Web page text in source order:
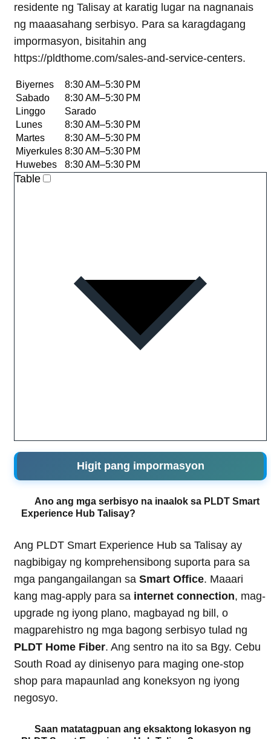
residente ng Talisay at karatig lugar na nagnanais
ng maaasahang serbisyo. Para sa karagdagang
impormasyon, bisitahin ang
https://pldthome.com/sales-and-service-centers.
Biyernes
8:30 AM–5:30 PM
Sabado
8:30 AM–5:30 PM
Linggo
Sarado
Lunes
8:30 AM–5:30 PM
Martes
8:30 AM–5:30 PM
Miyerkules 8:30 AM–5:30 PM
Huwebes
8:30 AM–5:30 PM
Table
Higit pang impormasyon
Ano ang mga serbisyo na inaalok sa PLDT Smart
Experience Hub Talisay?
Ang PLDT Smart Experience Hub sa Talisay ay
nagbibigay ng komprehensibong suporta para sa
mga pangangailangan sa Smart Office. Maaari
kang mag-apply para sa internet connection, mag-
upgrade ng iyong plano, magbayad ng bill, o
magparehistro ng mga bagong serbisyo tulad ng
PLDT Home Fiber. Ang sentro na ito sa Bgy. Cebu
South Road ay dinisenyo para maging one-stop
shop para mapaunlad ang koneksyon ng iyong
negosyo.
Saan matatagpuan ang eksaktong lokasyon ng